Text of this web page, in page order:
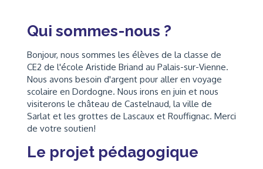
Qui sommes-nous ?
Bonjour, nous sommes les élèves de la classe de
CE2 de l'école Aristide Briand au Palais-sur-Vienne.
Nous avons besoin d'argent pour aller en voyage
scolaire en Dordogne. Nous irons en juin et nous
visiterons le château de Castelnaud, la ville de
Sarlat et les grottes de Lascaux et Rouffignac. Merci
de votre soutien!
Le projet pédagogique